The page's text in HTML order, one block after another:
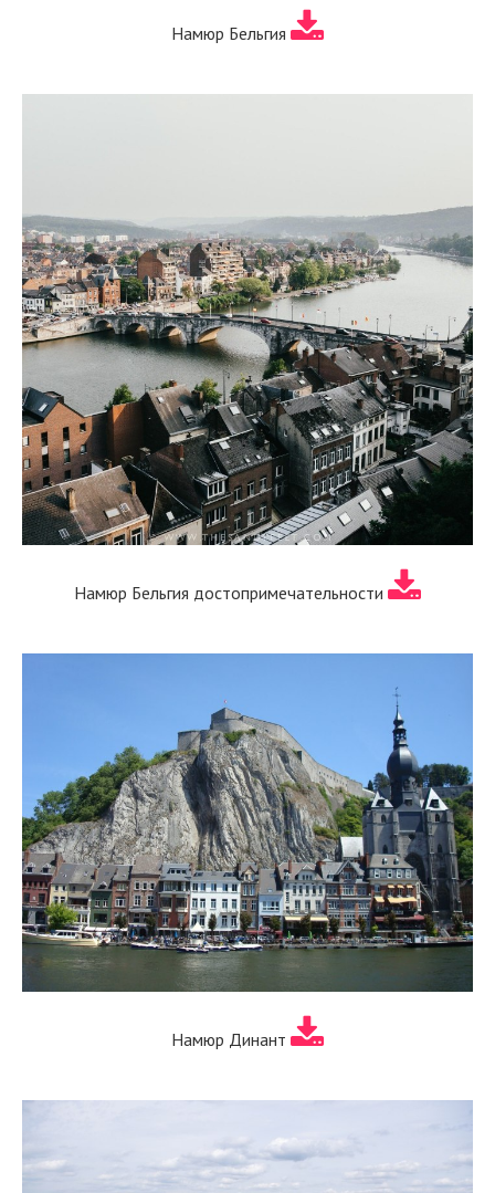
Намюр Бельгия
Намюр Бельгия достопримечательности
Намюр Динант